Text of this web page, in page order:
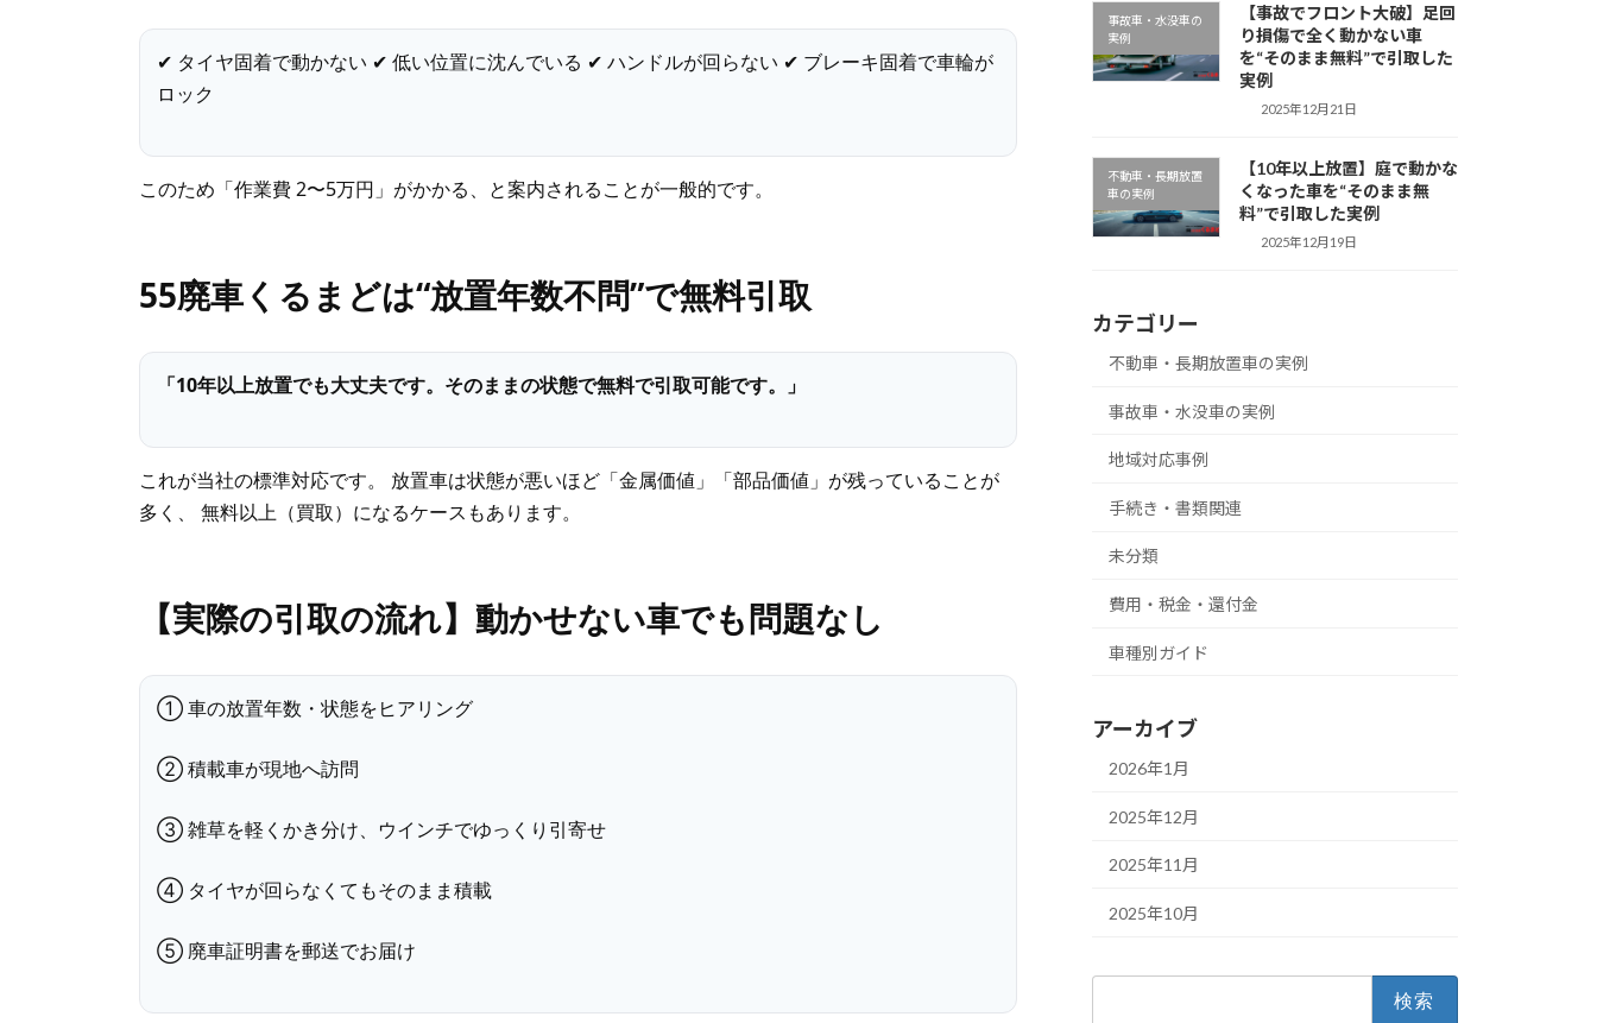
✔ タイヤ固着で動かない ✔ 低い位置に沈んでいる ✔ ハンドルが回らない ✔ ブレーキ固着で車輪が
ロック
このため「作業費 2〜5万円」がかかる、と案内されることが一般的です。
55廃車くるまどは“放置年数不問”で無料引取
「10年以上放置でも大丈夫です。そのままの状態で無料で引取可能です。」
これが当社の標準対応です。 放置車は状態が悪いほど「金属価値」「部品価値」が残っていることが
多く、 無料以上（買取）になるケースもあります。
【実際の引取の流れ】動かせない車でも問題なし
① 車の放置年数・状態をヒアリング
② 積載車が現地へ訪問
③ 雑草を軽くかき分け、ウインチでゆっくり引寄せ
④ タイヤが回らなくてもそのまま積載
⑤ 廃車証明書を郵送でお届け
事故車・水没車の
実例
【事故でフロント大破】足回
り損傷で全く動かない車
を“そのまま無料”で引取した
実例
2025年12月21日
不動車・長期放置
車の実例
【10年以上放置】庭で動かな
くなった車を“そのまま無
料”で引取した実例
2025年12月19日
カテゴリー
不動車・長期放置車の実例
事故車・水没車の実例
地域対応事例
手続き・書類関連
未分類
費用・税金・還付金
車種別ガイド
アーカイブ
2026年1月
2025年12月
2025年11月
2025年10月